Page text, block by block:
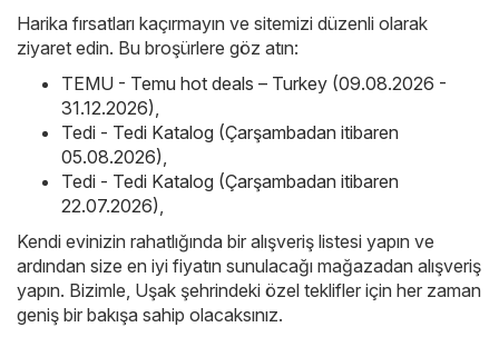
Harika fırsatları kaçırmayın ve sitemizi düzenli olarak
ziyaret edin. Bu broşürlere göz atın:
TEMU - Temu hot deals – Turkey (09.08.2026 -
31.12.2026)
Tedi - Tedi Katalog (Çarşambadan itibaren
05.08.2026)
Tedi - Tedi Katalog (Çarşambadan itibaren
22.07.2026)
Kendi evinizin rahatlığında bir alışveriş listesi yapın ve
ardından size en iyi fiyatın sunulacağı mağazadan alışveriş
yapın. Bizimle, Uşak şehrindeki özel teklifler için her zaman
geniş bir bakışa sahip olacaksınız.